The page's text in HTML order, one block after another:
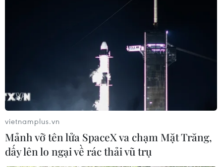
vietnamplus.vn
Mảnh vỡ tên lửa SpaceX va chạm Mặt Trăng,
dấy lên lo ngại về rác thải vũ trụ